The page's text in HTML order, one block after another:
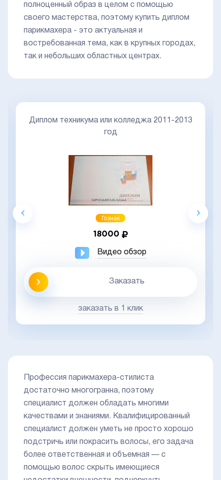
полноценный образ в целом с помощью
своего мастерства, поэтому купить диплом
парикмахера - это актуальная и
востребованная тема, как в крупных городах,
так и небольших областных центрах.
Диплом техникума или колледжа 2011-2013
год
Гознак
18000
Видео обзор
Заказать
заказать в 1 клик
Профессия парикмахера-стилиста
достаточно многогранна, поэтому
специалист должен обладать многими
качествами и знаниями. Квалифицированный
специалист должен уметь не просто хорошо
подстричь или покрасить волосы, его задача
более ответственная и объемная — с
помощью волос скрыть имеющиеся